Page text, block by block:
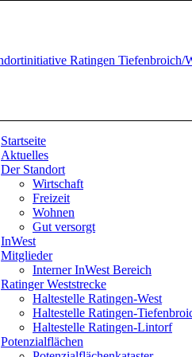
Startseite
Aktuelles
Der Standort
Wirtschaft
Freizeit
Wohnen
Gut versorgt
InWest
Mitglieder
Interner InWest Bereich
Ratinger Weststrecke
Haltestelle Ratingen-West
Haltestelle Ratingen-
Haltestelle Ratingen-Lintorf
Potenzialflächen